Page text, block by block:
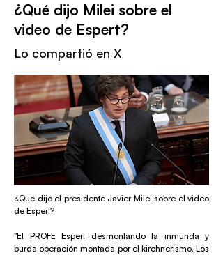
¿Qué dijo Milei sobre el
video de Espert?
Lo compartió en X
¿Qué dijo el presidente Javier Milei sobre el video
de Espert?
"El PROFE Espert desmontando la inmunda y
burda operación montada por el kirchnerismo. Los